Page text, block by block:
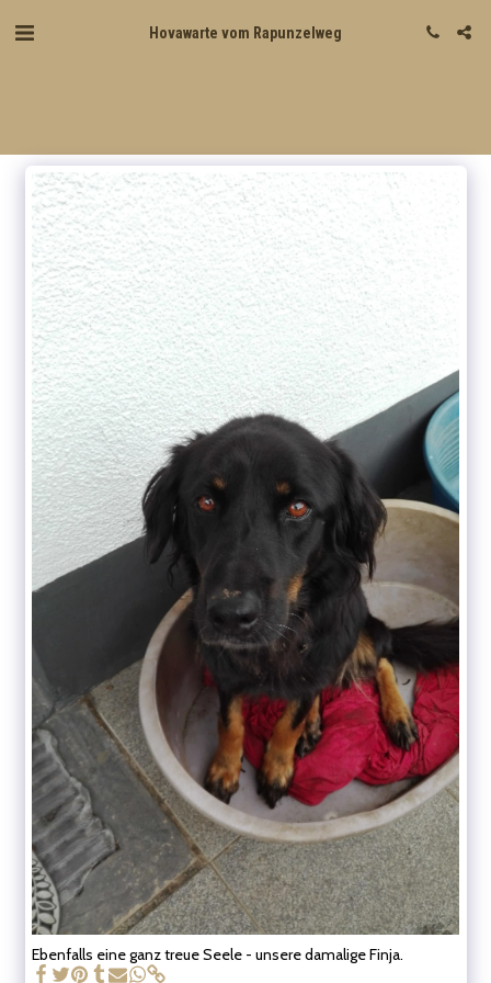
Hovawarte vom Rapunzelweg
Ebenfalls eine ganz treue Seele - unsere damalige Finja.